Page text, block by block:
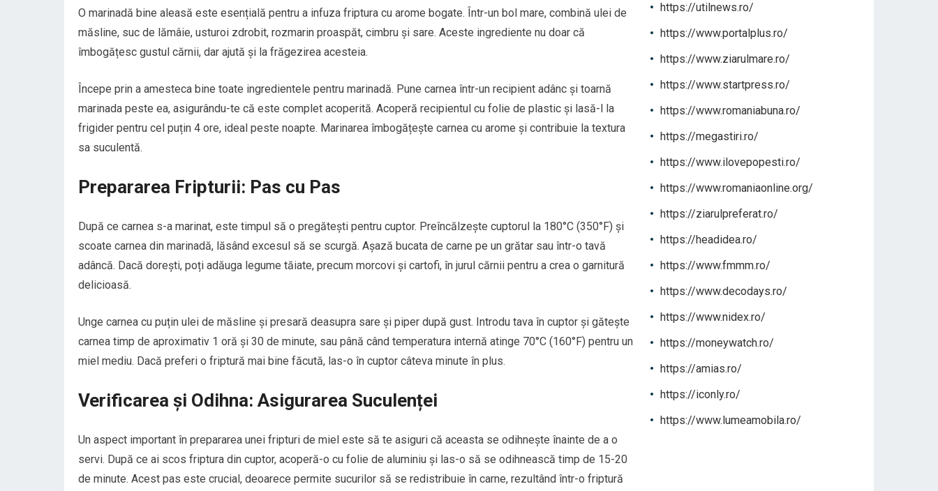
O marinadă bine aleasă este esențială pentru a infuza friptura cu arome bogate. Într-un bol mare, combină ulei de
măsline, suc de lămâie, usturoi zdrobit, rozmarin proaspăt, cimbru și sare. Aceste ingrediente nu doar că
îmbogățesc gustul cărnii, dar ajută și la frăgezirea acesteia.
Începe prin a amesteca bine toate ingredientele pentru marinadă. Pune carnea într-un recipient adânc și toarnă
marinada peste ea, asigurându-te că este complet acoperită. Acoperă recipientul cu folie de plastic și lasă-l la
frigider pentru cel puțin 4 ore, ideal peste noapte. Marinarea îmbogățește carnea cu arome și contribuie la textura
sa suculentă.
Prepararea Fripturii: Pas cu Pas
După ce carnea s-a marinat, este timpul să o pregătești pentru cuptor. Preîncălzește cuptorul la 180°C (350°F) și
scoate carnea din marinadă, lăsând excesul să se scurgă. Așază bucata de carne pe un grătar sau într-o tavă
adâncă. Dacă dorești, poți adăuga legume tăiate, precum morcovi și cartofi, în jurul cărnii pentru a crea o garnitură
delicioasă.
Unge carnea cu puțin ulei de măsline și presară deasupra sare și piper după gust. Introdu tava în cuptor și gătește
carnea timp de aproximativ 1 oră și 30 de minute, sau până când temperatura internă atinge 70°C (160°F) pentru un
miel mediu. Dacă preferi o friptură mai bine făcută, las-o în cuptor câteva minute în plus.
Verificarea și Odihna: Asigurarea Suculenței
Un aspect important în prepararea unei fripturi de miel este să te asiguri că aceasta se odihnește înainte de a o
servi. După ce ai scos friptura din cuptor, acoperă-o cu folie de aluminiu și las-o să se odihnească timp de 15-20
de minute. Acest pas este crucial, deoarece permite sucurilor să se redistribuie în carne, rezultând într-o friptură
https://utilnews.ro/
https://www.portalplus.ro/
https://www.ziarulmare.ro/
https://www.startpress.ro/
https://www.romaniabuna.ro/
https://megastiri.ro/
https://www.ilovepopesti.ro/
https://www.romaniaonline.org/
https://ziarulpreferat.ro/
https://headidea.ro/
https://www.fmmm.ro/
https://www.decodays.ro/
https://www.nidex.ro/
https://moneywatch.ro/
https://amias.ro/
https://iconly.ro/
https://www.lumeamobila.ro/